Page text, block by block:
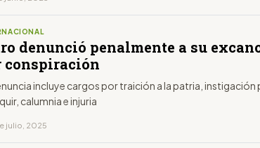
denunció penalmente a su
conspiración
incluye cargos por traición a la patria, instigación
calumnia e injuria
julio, 2025